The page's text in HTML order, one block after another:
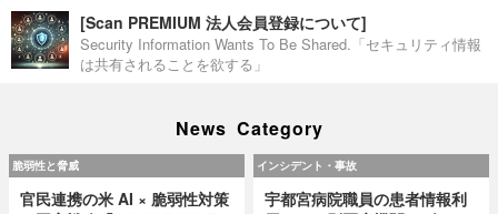
[Scan PREMIUM 法人会員登録について]
Security Information Wants To Be Shared.「セキュリティ情報
は共有されることを欲する」
News Category
脆弱性と脅威
官民連携の米 AI × 脆弱性対策
インシデント・事故
宇都宮病院職員の患者情報利